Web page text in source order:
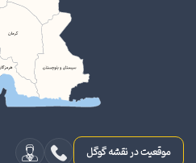
موقعیت در نقشه گوگل